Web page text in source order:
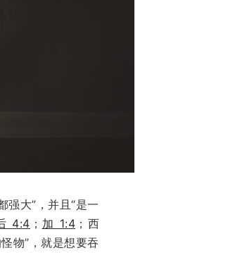
强大”，并且“是一
4:4 ； 加 1:4 ；西
物”，就是想要吞